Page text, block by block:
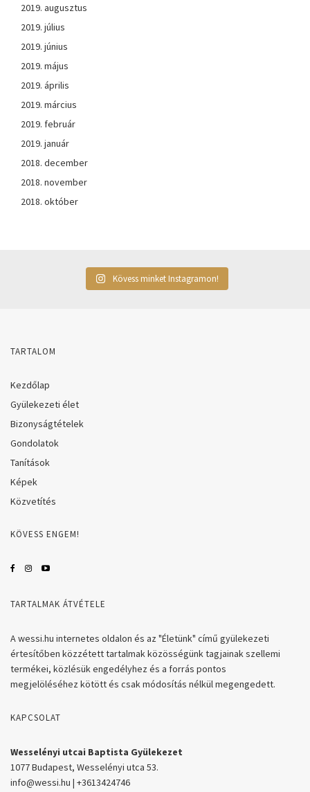
2019. augusztus
2019. július
2019. június
2019. május
2019. április
2019. március
2019. február
2019. január
2018. december
2018. november
2018. október
Kövess minket Instagramon!
TARTALOM
Kezdőlap
Gyülekezeti élet
Bizonyságtételek
Gondolatok
Tanítások
Képek
Közvetítés
KÖVESS ENGEM!
TARTALMAK ÁTVÉTELE
A wessi.hu internetes oldalon és az "Életünk" című gyülekezeti
értesítőben közzétett tartalmak közösségünk tagjainak szellemi
termékei, közlésük engedélyhez és a forrás pontos
megjelöléséhez kötött és csak módosítás nélkül megengedett.
KAPCSOLAT
Wesselényi utcai Baptista Gyülekezet
1077 Budapest, Wesselényi utca 53.
info@wessi.hu | +3613424746